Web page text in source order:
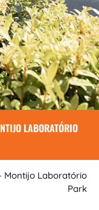
LABORATÓRIO
Montijo Laboratório
Park